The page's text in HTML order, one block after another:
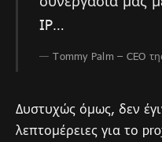
IP…
Tommy Palm – CEO
Δυστυχώς όμως, δεν
λεπτομέρειες για το